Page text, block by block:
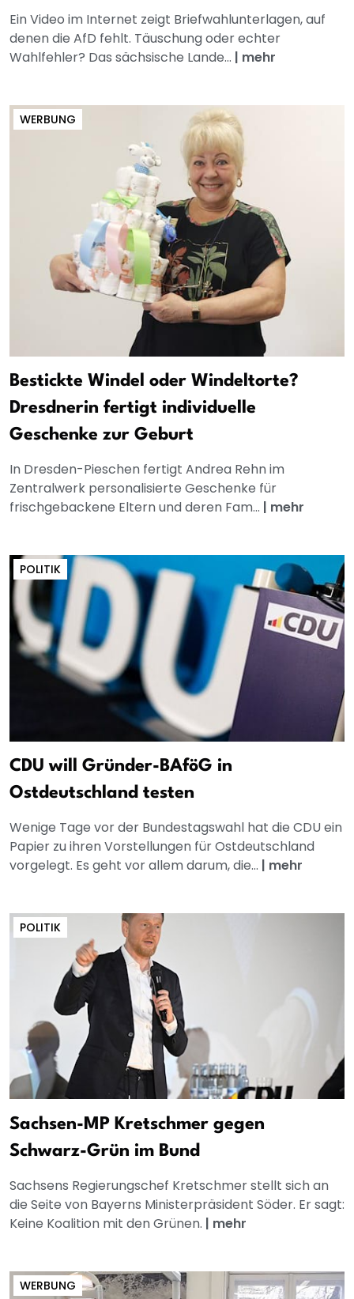
Ein Video im Internet zeigt Briefwahlunterlagen, auf
denen die AfD fehlt. Täuschung oder echter
Wahlfehler? Das sächsische Lande... | mehr
WERBUNG
Bestickte Windel oder Windeltorte?
Dresdnerin fertigt individuelle
Geschenke zur Geburt
In Dresden-Pieschen fertigt Andrea Rehn im
Zentralwerk personalisierte Geschenke für
frischgebackene Eltern und deren Fam... | mehr
POLITIK
CDU will Gründer-BAföG in
Ostdeutschland testen
Wenige Tage vor der Bundestagswahl hat die CDU ein
Papier zu ihren Vorstellungen für Ostdeutschland
vorgelegt. Es geht vor allem darum, die... | mehr
POLITIK
Sachsen-MP Kretschmer gegen
Schwarz-Grün im Bund
Sachsens Regierungschef Kretschmer stellt sich an
die Seite von Bayerns Ministerpräsident Söder. Er sagt:
Keine Koalition mit den Grünen. | mehr
WERBUNG